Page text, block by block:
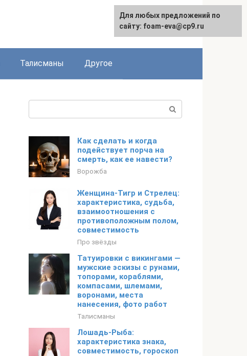
Талисманы Другое
Как сделать и когда
подействует порча на
смерть, как ее навести?
Ворожба
Женщина-Тигр и Стрелец:
характеристика, судьба,
взаимоотношения с
противоположным полом,
совместимость
Про звёзды
Татуировки с викингами —
мужские эскизы с рунами,
топорами, кораблями,
компасами, шлемами,
воронами, места
нанесения, фото работ
Талисманы
Лошадь-Рыба:
характеристика знака,
совместимость, гороскоп
Для любых предложений по
сайту: foam-eva@cp9.ru